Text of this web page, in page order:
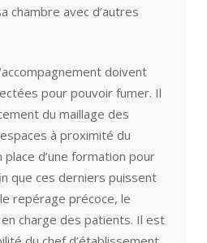
chambre avec d’autres
doivent
pour pouvoir fumer. Il
du maillage des
à proximité du
d’une formation pour
que ces derniers puissent
repérage précoce, le
charge des patients. Il est